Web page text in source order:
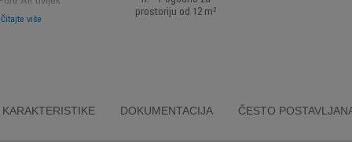
formaldehid,
zagađivač u
više
prostoriju od 12 m²
KARAKTERISTIKE DOKUMENTACIJA ČESTO